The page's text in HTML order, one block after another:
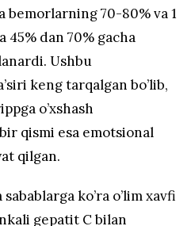
bemorlarning 70-80% va 1
45% dan 70% gacha
Ushbu
keng tarqalgan bo’lib,
o’xshash
qismi esa emotsional
qilgan.
ko’ra o’lim xavfi
gepatit C bilan